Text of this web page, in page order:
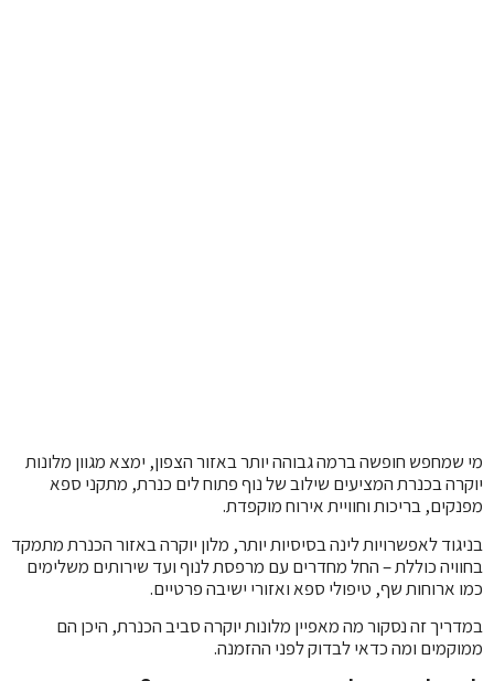
מי שמחפש חופשה ברמה גבוהה יותר באזור הצפון, ימצא מגוון מלונות
יוקרה בכנרת המציעים שילוב של נוף פתוח לים כנרת, מתקני ספא
מפנקים, בריכות וחוויית אירוח מוקפדת.
בניגוד לאפשרויות לינה בסיסיות יותר, מלון יוקרה באזור הכנרת מתמקד
בחוויה כוללת – החל מחדרים עם מרפסת לנוף ועד שירותים משלימים
כמו ארוחות שף, טיפולי ספא ואזורי ישיבה פרטיים.
במדריך זה נסקור מה מאפיין מלונות יוקרה סביב הכנרת, היכן הם
ממוקמים ומה כדאי לבדוק לפני ההזמנה.